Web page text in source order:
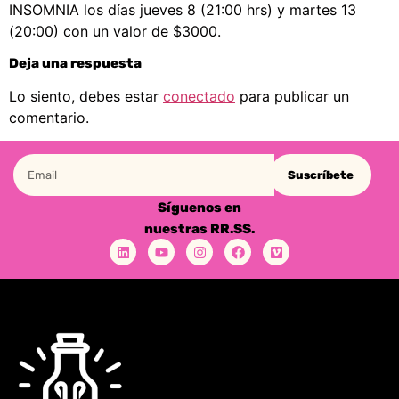
INSOMNIA los días jueves 8 (21:00 hrs) y martes 13
(20:00) con un valor de $3000.
Deja una respuesta
Lo siento, debes estar conectado para publicar un
comentario.
Suscríbete
Síguenos en
nuestras RR.SS.